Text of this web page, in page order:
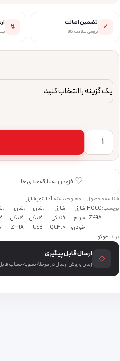
✓ تضمین اصالت
بررسی سلامت کالا
↯
شارژر فندکی هوکو Z49A QC3.0 | شارژر فست خودرو با کابل Micro USB عدد
♡افزودن به علاقه‌مندی‌ها
شناسه محصول:نامعلومدسته:آداپتور شارژر
برچسب:HOCO
Z49A
,شارژر
سریع
خودرو
,شارژر
فندکی
QC3.0
,شارژر
فندکی
USB
,شارژر
فندکی
Z49A
,
برند:هوکو
◇ ارسال قابل پیگیری
زمان و روش ارسال در مرحلهٔ تسویه‌حساب